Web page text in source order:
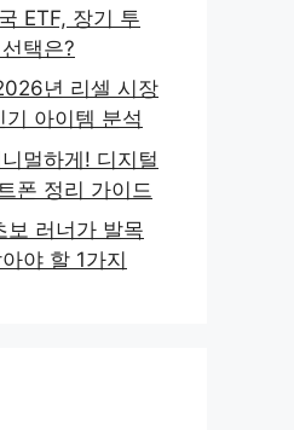
ETF, 장기 투
택은?
년 리셀 시장
아이템 분석
멀하게! 디지털
폰 정리 가이드
보 러너가 발목
야 할 1가지